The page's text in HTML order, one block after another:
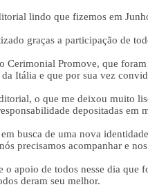
lindo que fizemos em
graças a participação de
Cerimonial Promove, que
Itália e que por sua vez
o que me deixou muito
depositadas em
busca de uma nova
precisamos acompanhar e
apoio de todos nesse dia
deram seu melhor.